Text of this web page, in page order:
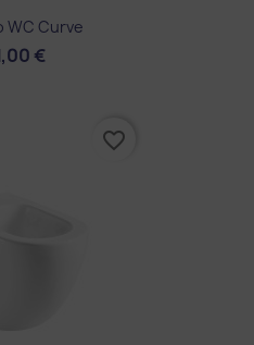
WC Curve
€
favorite_border